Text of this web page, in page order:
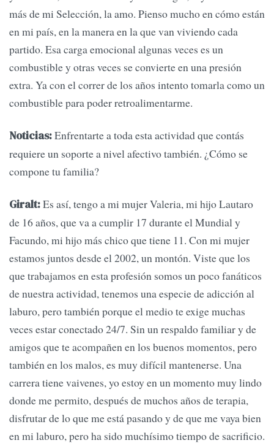
más de mi Selección, la amo. Pienso mucho en cómo están
en mi país, en la manera en la que van viviendo cada
partido. Esa carga emocional algunas veces es un
combustible y otras veces se convierte en una presión
extra. Ya con el correr de los años intento tomarla como un
combustible para poder retroalimentarme.
Noticias:Enfrentarte a toda esta actividad que contás
requiere un soporte a nivel afectivo también. ¿Cómo se
compone tu familia?
Giralt:Es así, tengo a mi mujer Valeria, mi hijo Lautaro
de 16 años, que va a cumplir 17 durante el Mundial y
Facundo, mi hijo más chico que tiene 11. Con mi mujer
estamos juntos desde el 2002, un montón. Viste que los
que trabajamos en esta profesión somos un poco fanáticos
de nuestra actividad, tenemos una especie de adicción al
laburo, pero también porque el medio te exige muchas
veces estar conectado 24/7. Sin un respaldo familiar y de
amigos que te acompañen en los buenos momentos, pero
también en los malos, es muy difícil mantenerse. Una
carrera tiene vaivenes, yo estoy en un momento muy lindo
donde me permito, después de muchos años de terapia,
disfrutar de lo que me está pasando y de que me vaya bien
en mi laburo, pero ha sido muchísimo tiempo de sacrificio.